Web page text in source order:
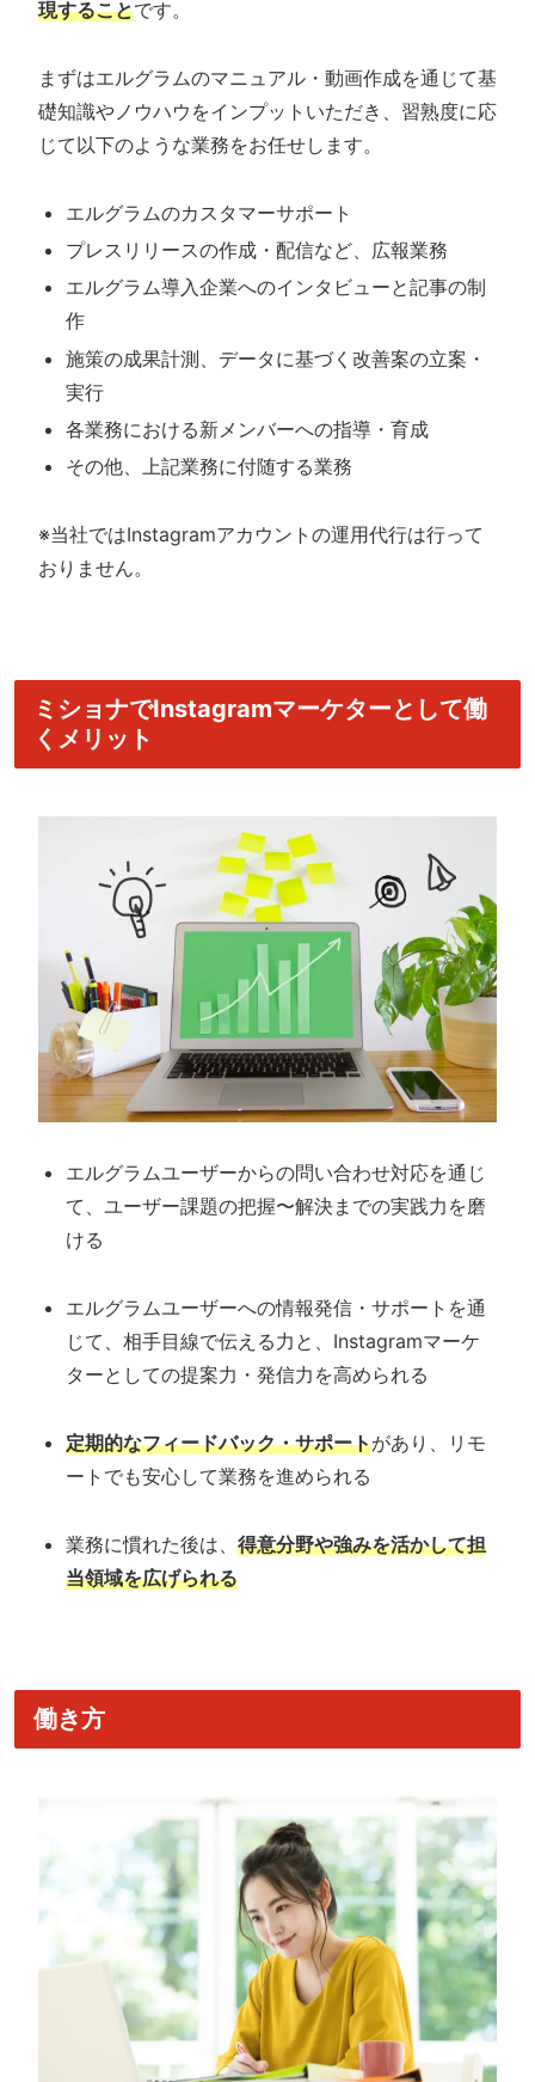
現することです。
まずはエルグラムのマニュアル・動画作成を通じて基
礎知識やノウハウをインプットいただき、習熟度に応
じて以下のような業務をお任せします。
エルグラムのカスタマーサポート
プレスリリースの作成・配信など、広報業務
エルグラム導入企業へのインタビューと記事の制
作
施策の成果計測、データに基づく改善案の立案・
実行
各業務における新メンバーへの指導・育成
その他、上記業務に付随する業務
※当社ではInstagramアカウントの運用代行は行って
おりません。
ミショナでInstagramマーケターとして働
くメリット
エルグラムユーザーからの問い合わせ対応を通じ
て、ユーザー課題の把握〜解決までの実践力を磨
ける
エルグラムユーザーへの情報発信・サポートを通
じて、相手目線で伝える力と、Instagramマーケ
ターとしての提案力・発信力を高められる
定期的なフィードバック・サポートがあり、リモ
ートでも安心して業務を進められる
業務に慣れた後は、得意分野や強みを活かして担
当領域を広げられる
働き方